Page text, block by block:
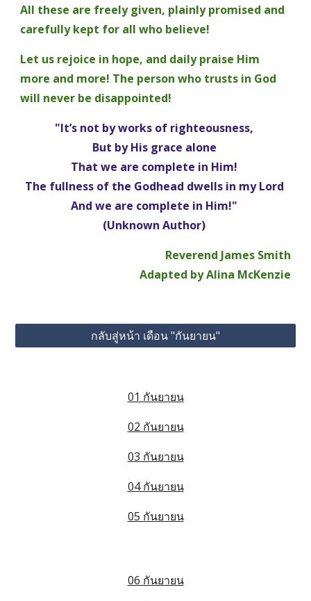
All these are freely given, plainly promised and
carefully kept for all who believe!
Let us rejoice in hope, and daily praise Him
more and more! The person who trusts in God
will never be disappointed!
"It’s not by works of righteousness,
But by His grace alone
That we are complete in Him!
The fullness of the Godhead dwells in my Lord
And we are complete in Him!"
(Unknown Author)
Reverend James Smith
Adapted by Alina McKenzie
กลับสู่หน้า เดือน "กันยายน"
01 กันยายน
02 กันยายน
03 กันยายน
04 กันยายน
05 กันยายน
06 กันยายน